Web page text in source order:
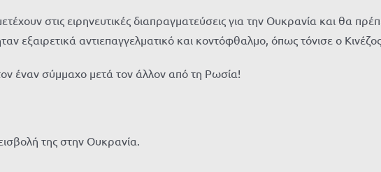
στις ειρηνευτικές διαπραγματεύσεις για την Ουκρανία και θα
εξαιρετικά αντιεπαγγελματικό και κοντόφθαλμο, όπως τόνισε ο
έναν σύμμαχο μετά τον άλλον από τη Ρωσία!
της στην Ουκρανία.